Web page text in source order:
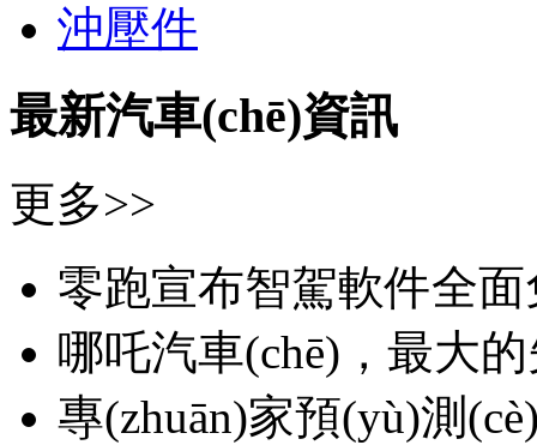
沖壓件
最新汽車(chē)資訊
更多>>
零跑宣布智駕軟件全
哪吒汽車(chē)，最大
專(zhuān)家預(yù)測